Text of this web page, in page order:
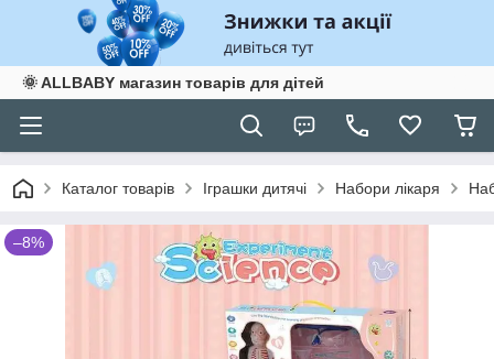
🌞 ALLBABY магазин товарів для дітей
Каталог товарів Іграшки дитячі Набори лікаря
–8%